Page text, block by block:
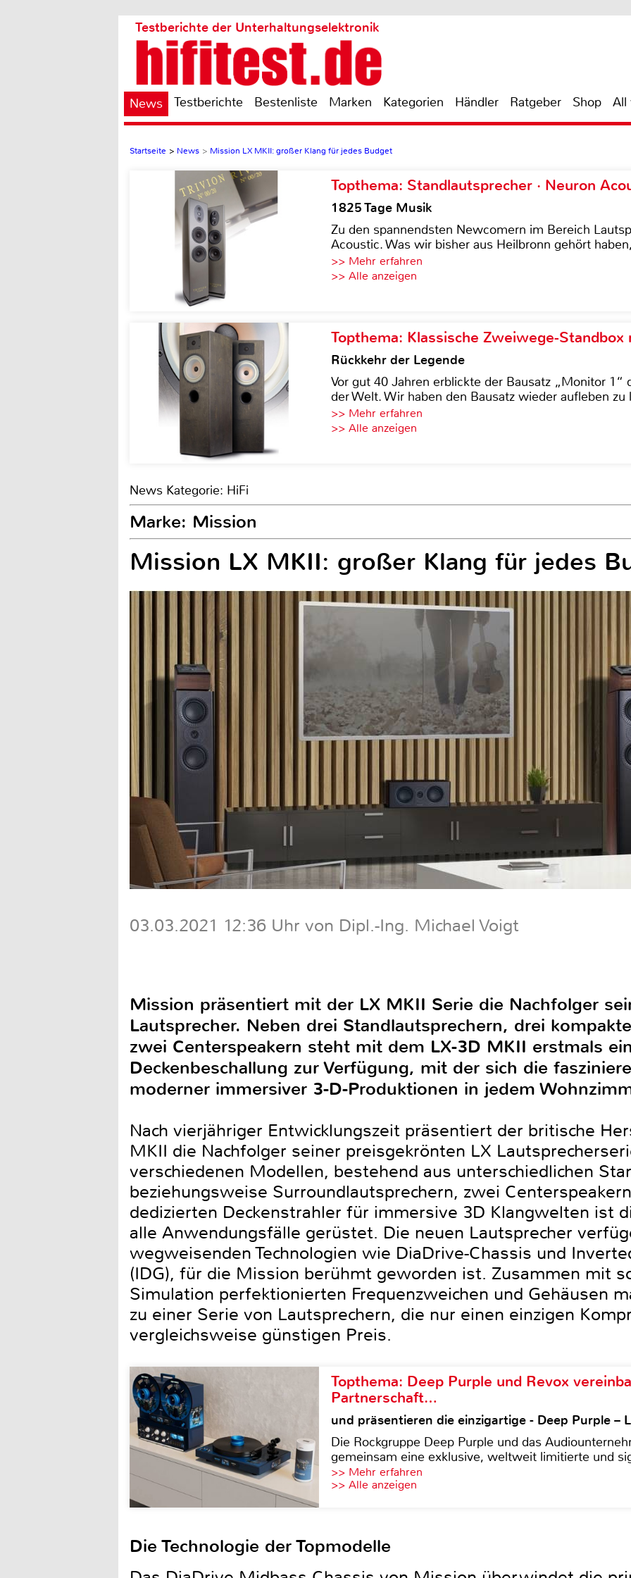
Testberichte der Unterhaltungselektronik
News Testberichte Bestenliste Marken Kategorien Händler Ratgeber Shop All
Startseite > News > Mission LX MKII: großer Klang für jedes Budget
Topthema: Standlautsprecher · Neuron
1825 Tage Musik
Zu den spannendsten Newcomern im Bereich
Acoustic. Was wir bisher aus Heilbronn gehört
>> Mehr erfahren
>> Alle anzeigen
Topthema: Klassische Zweiwege-
Rückkehr der Legende
Vor gut 40 Jahren erblickte der Bausatz „Monitor 1“
der Welt. Wir haben den Bausatz wieder aufleben zu
>> Mehr erfahren
>> Alle anzeigen
News Kategorie: HiFi
Marke: Mission
Mission LX MKII: großer Klang für jedes
03.03.2021 12:36 Uhr von Dipl.-Ing. Michael Voigt
Mission präsentiert mit der LX MKII Serie die Nachfolger
Lautsprecher. Neben drei Standlautsprechern, drei
zwei Centerspeakern steht mit dem LX-3D MKII erstmals
Deckenbeschallung zur Verfügung, mit der sich die
moderner immersiver 3-D-Produktionen in jedem
Nach vierjähriger Entwicklungszeit präsentiert der britische
MKII die Nachfolger seiner preisgekrönten LX
verschiedenen Modellen, bestehend aus unterschiedlichen
beziehungsweise Surroundlautsprechern, zwei
dedizierten Deckenstrahler für immersive 3D Klangwelten ist
alle Anwendungsfälle gerüstet. Die neuen Lautsprecher
wegweisenden Technologien wie DiaDrive-Chassis und
(IDG), für die Mission berühmt geworden ist. Zusammen mit
Simulation perfektionierten Frequenzweichen und Gehäusen
zu einer Serie von Lautsprechern, die nur einen einzigen
vergleichsweise günstigen Preis.
Topthema: Deep Purple und Revox
Partnerschaft…
und präsentieren die einzigartige - Deep Purple –
Die Rockgruppe Deep Purple und das
gemeinsam eine exklusive, weltweit limitierte und
>> Mehr erfahren
>> Alle anzeigen
Die Technologie der Topmodelle